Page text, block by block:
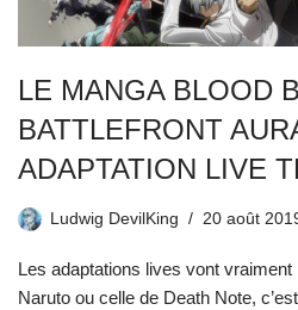
LE MANGA BLOOD
BATTLEFRONT
ADAPTATION LIVE
Ludwig DevilKing 20 août
Les adaptations lives vont
Naruto ou celle de Death Note,